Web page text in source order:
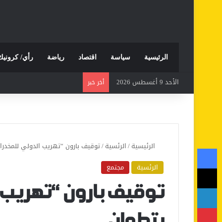
الرئيسية سياسة اقتصاد رياضة رأي/
الأحد 9 أغسطس 2026 أخر خبر
الرئيسية/الرئسية/توقيف بارون “تهريب الدولي
الرئسية
مجتمع
توقيف بارون